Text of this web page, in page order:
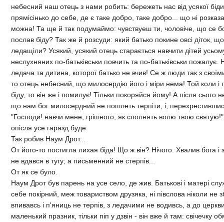
небесний наш отець з нами робить: бережеть нас вiд усякої
прямiсiнько до себе, де є таке добро, таке добро... що нi
можна! Та ще й так подумаймо: чувствуеш ти, чоловiче, що се
послав бiду? Так же й розсуди: який батько покине овсi дiток,
ледащiли? Усякий, усякий отець старається навчити дiтей
неслухняних по-батькiвськи повчить та по-батькiвськи пожалує.
ледача та дитина, которої батько не вчив! Се ж люди так з
то отець небесний, що милосердiю його i мiри нема! Той коли i
бiду, то вiн же i помилує! Тiльки покоряйся йому! А пiсля сього
що нам бог милосердний не пошлеть терпiти, i,
"Господи! навчи мене, грiшного, як сполнять волю твою
опiсля усе гаразд буде.
Так робив Наум Дрот...
От його-то постигла лихая бiда! Що ж вiн? Нiчого. Хвалив бога i
не вдався в тугу; а письменний не стерпiв...
От як се було.
Наум Дрот був парень на усе село, де жив. Батьковi i матерi
себе покiрний, меж товариством друзяка, нi пiвслова нiколи не
впивавсь i п'яниць не терпiв, з ледачими не водивсь, а до
маленький празник, тiльки пiп у дзвiн - вiн вже й там: свiчечку